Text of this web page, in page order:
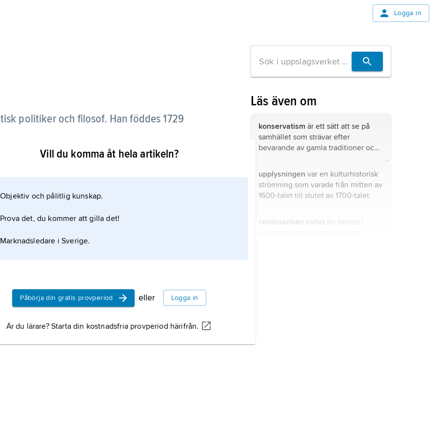
Logga in
politiker och filosof. Han föddes 1729
att traditioner är viktiga och att man ska bevara
Vill du komma åt hela artikeln?
Objektiv och pålitlig kunskap.
Prova det, du kommer att gilla det!
Marknadsledare i Sverige.
Påbörja din gratis provperiod eller Logga in
Är du lärare? Starta din kostnadsfria provperiod härifrån.
Läs även om
konservatism är ett sätt att se på
samhället som strävar efter
bevarande av gamla traditioner och
upplysningen var en kulturhistorisk
strömning som varade från mitten av
1600-talet till slutet av 1700-talet.
renässansen kallas en period i